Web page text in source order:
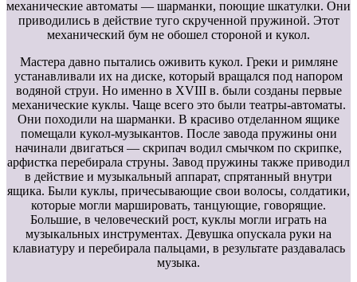
механические автоматы — шарманки, поющие шкатулки. Они
приводились в действие туго скрученной пружиной. Этот
механический бум не обошел стороной и кукол.
Мастера давно пытались оживить кукол. Греки и римляне
устанавливали их на диске, который вращался под напором
водяной струи. Но именно в XVIII в. были созданы первые
механические куклы. Чаще всего это были театры-автоматы.
Они походили на шарманки. В красиво отделанном ящике
помещали кукол-музыкантов. После завода пружины они
начинали двигаться — скрипач водил смычком по скрипке,
арфистка перебирала струны. Завод пружины также приводил
в действие и музыкальный аппарат, спрятанный внутри
ящика. Были куклы, причесывающие свои волосы, солдатики,
которые могли маршировать, танцующие, говорящие.
Большие, в человеческий рост, куклы могли играть на
музыкальных инструментах. Девушка опускала руки на
клавиатуру и перебирала пальцами, в результате раздавалась
музыка.